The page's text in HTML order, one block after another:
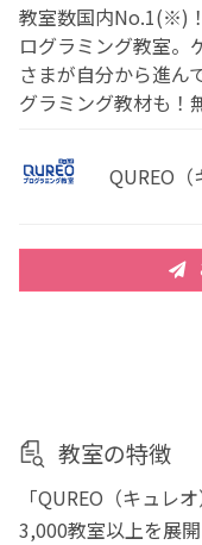
教室数国内No.1(※)
ログラミング教室。
さまが自分から進ん
グラミング教材も！
QUREO
教室の特徴
「QUREO（キュレ
3,000教室以上を展